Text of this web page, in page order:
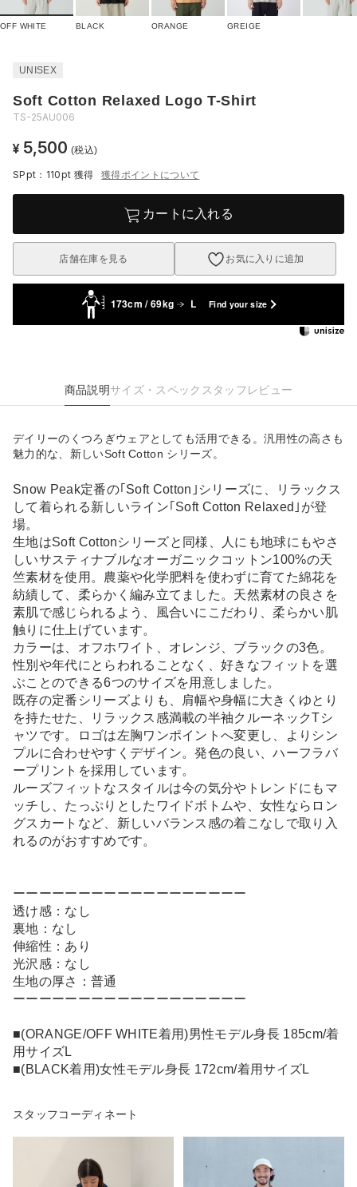
OFF WHITE BLACK ORANGE GREIGE
UNISEX
Soft Cotton Relaxed Logo T-Shirt
TS-25AU006
¥ 5,500 (税込)
SPpt：110pt 獲得 獲得ポイントについて
カートに入れる
店舗在庫を見る お気に入りに追加
173cm / 69kg L Find your size
商品説明サイズ・スペック スタッフレビュー
デイリーのくつろぎウェアとしても活用できる。汎用性の高さも
魅力的な、新しいSoft Cotton シリーズ。
Snow Peak定番の｢Soft Cotton｣シリーズに、リラックス
して着られる新しいライン｢Soft Cotton Relaxed｣が登
場。
生地はSoft Cottonシリーズと同様、人にも地球にもやさ
しいサスティナブルなオーガニックコットン100%の天
竺素材を使用。農薬や化学肥料を使わずに育てた綿花を
紡績して、柔らかく編み立てました。天然素材の良さを
素肌で感じられるよう、風合いにこだわり、柔らかい肌
触りに仕上げています。
カラーは、オフホワイト、オレンジ、ブラックの3色。
性別や年代にとらわれることなく、好きなフィットを選
ぶことのできる6つのサイズを用意しました。
既存の定番シリーズよりも、肩幅や身幅に大きくゆとり
を持たせた、リラックス感満載の半袖クルーネックTシ
ャツです。ロゴは左胸ワンポイントへ変更し、よりシン
プルに合わせやすくデザイン。発色の良い、ハーフラバ
ープリントを採用しています。
ルーズフィットなスタイルは今の気分やトレンドにもマ
ッチし、たっぷりとしたワイドボトムや、女性ならロン
グスカートなど、新しいバランス感の着こなしで取り入
れるのがおすすめです。
ーーーーーーーーーーーーーーーーーー
透け感：なし
裏地：なし
伸縮性：あり
光沢感：なし
生地の厚さ：普通
ーーーーーーーーーーーーーーーーーー
■(ORANGE/OFF WHITE着用)男性モデル身長 185cm/着
用サイズL
■(BLACK着用)女性モデル身長 172cm/着用サイズL
スタッフコーディネート